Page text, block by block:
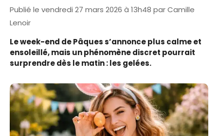
Publié le vendredi 27 mars 2026 à 13h48 parCamille
Lenoir
Le week-end de Pâques s’annonce plus calme et
ensoleillé, mais un phénomène discret pourrait
surprendre dès le matin : les gelées.